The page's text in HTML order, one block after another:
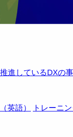
進しているDXの
英語） トレーニ